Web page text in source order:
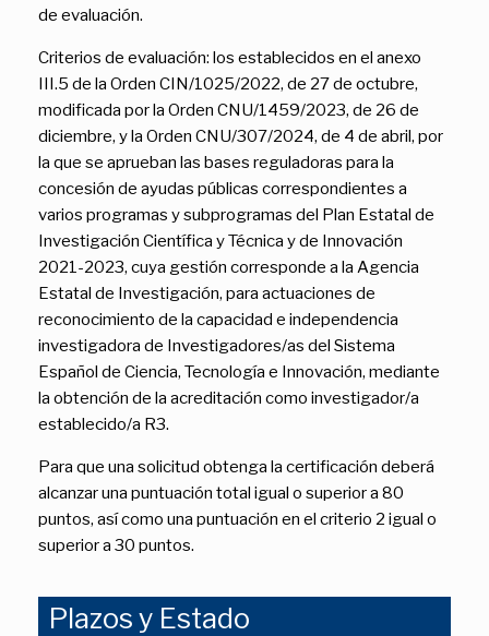
de evaluación.
Criterios de evaluación: los establecidos en el anexo
III.5 de la Orden CIN/1025/2022, de 27 de octubre,
modificada por la Orden CNU/1459/2023, de 26 de
diciembre, y la Orden CNU/307/2024, de 4 de abril, por
la que se aprueban las bases reguladoras para la
concesión de ayudas públicas correspondientes a
varios programas y subprogramas del Plan Estatal de
Investigación Científica y Técnica y de Innovación
2021-2023, cuya gestión corresponde a la Agencia
Estatal de Investigación, para actuaciones de
reconocimiento de la capacidad e independencia
investigadora de Investigadores/as del Sistema
Español de Ciencia, Tecnología e Innovación, mediante
la obtención de la acreditación como investigador/a
establecido/a R3.
Para que una solicitud obtenga la certificación deberá
alcanzar una puntuación total igual o superior a 80
puntos, así como una puntuación en el criterio 2 igual o
superior a 30 puntos.
Plazos y Estado